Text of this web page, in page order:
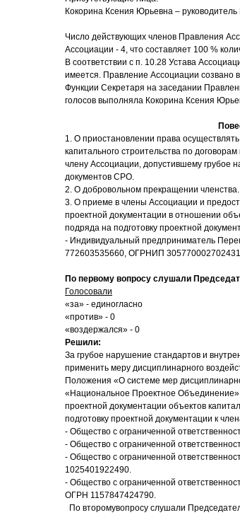
Кокорина Ксения Юрьевна –
Число действующих членов Правления
Ассоциации - 4, что составляет 100 %
В соответствии с п. 10.28 Устава
имеется. Правление Ассоциации созвано
Функции Секретаря на заседании
голосов выполняла Кокорина Ксения
1. О приостановлении права
капитального строительства по
члену Ассоциации, допустившему грубое
документов СРО.
2. О добровольном прекращении членства.
3. О приеме в члены Ассоциации и
проектной документации в отношении
подряда на подготовку проектной
- Индивидуальный предприниматель
772603535660, ОГРНИП
По первому вопросу слушали
Голосовали
«за» - единогласно
«против» - 0
«воздержался» - 0
Решили:
За грубое нарушение стандартов и
применить меру дисциплинарного
Положения «О системе мер
«Национальное Проектное Объединение»
проектной документации объектов
подготовку проектной документации к
- Общество с ограниченной
- Общество с ограниченной
- Общество с ограниченной
1025401922490.
- Общество с ограниченной
ОГРН 1157847424790.
По второмувопросу слушали